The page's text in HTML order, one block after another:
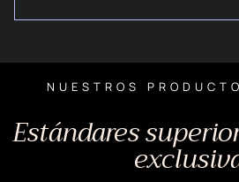
NUESTROS
Estándares